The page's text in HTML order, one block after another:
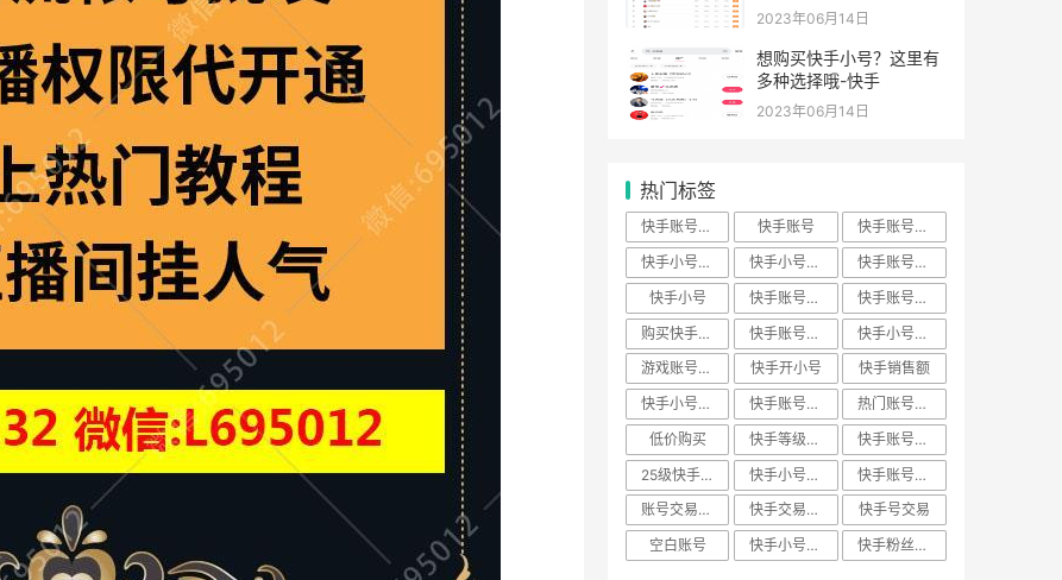
2023年06月14日
想购买快手小号？这里有
多种选择哦-快手
2023年06月14日
热门标签
快手账号买卖 快手账号
快手账号购买
快手小号批发
快手小号购买
快手账号出售
快手小号
快手账号交易
快手账号批发
购买快手账号
快手账号回收
快手小号下载
游戏账号交易
快手开小号
快手销售额
快手小号出售
快手账号转让
热门账号数据
低价购买
快手等级神器
快手账号私人
25级快手账号
快手小号平台
快手账号价格
账号交易平台
快手交易安全
快手号交易
空白账号
快手小号技巧 快手粉丝账号